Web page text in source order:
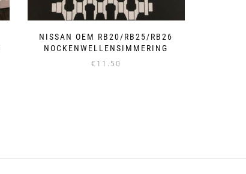
NISSAN OEM RB20/RB25/RB26
NOCKENWELLENSIMMERING
€11.50